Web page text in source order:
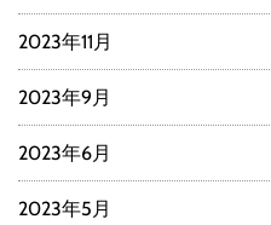
2023年11月
2023年9月
2023年6月
2023年5月